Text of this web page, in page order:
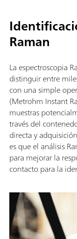
Raman
La espectroscopia
distinguir entre
con una simple
(Metrohm Instant
muestras
través del
directa y
es que el análisis
para mejorar la
contacto para la